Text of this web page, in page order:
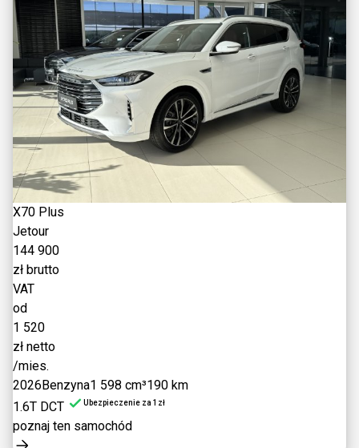
X70 Plus
Jetour
144 900
zł brutto
VAT
od
1 520
zł netto
/mies.
2026Benzyna1 598 cm³190 km
1.6T DCT
Ubezpieczenie za 1zł
poznaj ten samochód